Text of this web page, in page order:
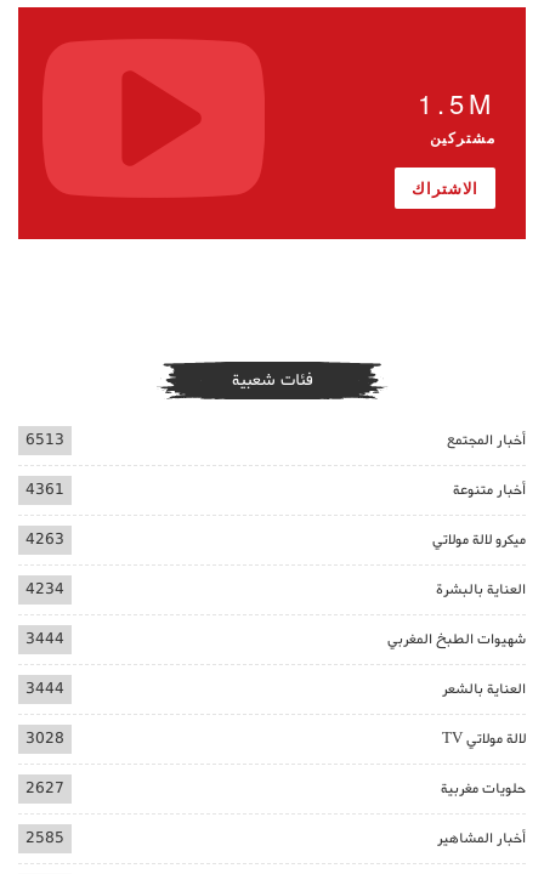
1.5M
مشتركين
الاشتراك
فئات شعبية
أخبار المجتمع 6513
أخبار متنوعة 4361
ميكرو لالة مولاتي 4263
العناية بالبشرة 4234
شهيوات الطبخ المغربي 3444
العناية بالشعر 3444
لالة مولاتي TV 3028
حلويات مغربية 2627
أخبار المشاهير 2585